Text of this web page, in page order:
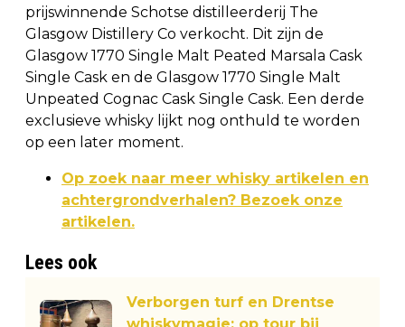
prijswinnende Schotse distilleerderij The
Glasgow Distillery Co verkocht. Dit zijn de
Glasgow 1770 Single Malt Peated Marsala Cask
Single Cask en de Glasgow 1770 Single Malt
Unpeated Cognac Cask Single Cask. Een derde
exclusieve whisky lijkt nog onthuld te worden
op een later moment.
Op zoek naar meer whisky artikelen en
achtergrondverhalen? Bezoek onze
artikelen.
Lees ook
Verborgen turf en Drentse
whiskymagie: op tour bij